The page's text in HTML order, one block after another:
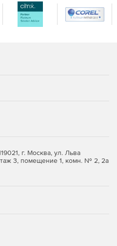
в едином
логинов,
пароля для
ролей и прав
Premium) через web-
Pro или автоматически
системами (версия
истории того, кто, когда
г. Москва, ул. Льва
3, помещение 1, комн. № 2, 2а